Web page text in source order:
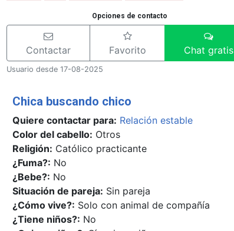
Para ver las fotografías debes estar
registrado
Alta gratis Login
2 / 2
Opciones de contacto
Contactar Favorito Chat gratis
Usuario desde 17-08-2025
Chica buscando chico
Quiere contactar para: Relación estable
Color del cabello: Otros
Religión: Católico practicante
¿Fuma?: No
¿Bebe?: No
Situación de pareja: Sin pareja
¿Cómo vive?: Solo con animal de compañía
¿Tiene niños?: No